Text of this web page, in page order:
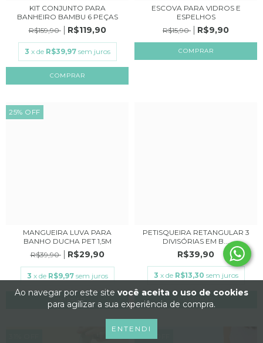
Ao navegar por este site você aceita o uso de cookies
para agilizar a sua experiência de compra.
ENTENDI
KIT CONJUNTO PARA
BANHEIRO BAMBU 6 PEÇAS
R$159,90
R$119,90
3 x de R$39,97 sem juros
COMPRAR
ESCOVA PARA VIDROS E
ESPELHOS
R$15,90
R$9,90
COMPRAR
25% OFF
MANGUEIRA LUVA PARA
BANHO DUCHA PET 1,5M
R$39,90
R$29,90
3 x de R$9,97 sem juros
PETISQUEIRA RETANGULAR 3
DIVISÓRIAS EM B...
R$39,90
3 x de R$13,30 sem juros